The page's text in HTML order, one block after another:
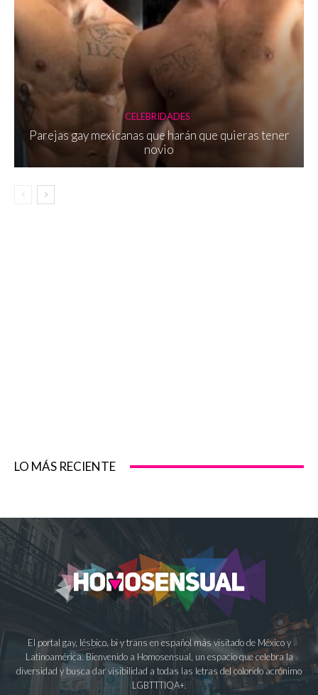
CELEBRIDADES
Parejas gay mexicanas que harán que quieras tener
novio
LO MÁS RECIENTE
El portal gay, lésbico, bi y trans en español más visitado de México y
Latinoamérica. Bienvenido a Homosensual, un espacio que celebra la
diversidad y busca dar visibilidad a todas las letras del colorido acrónimo
LGBTTTIQA+.